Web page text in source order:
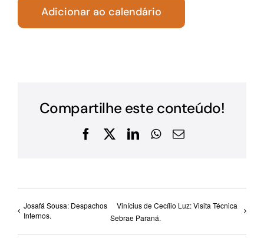
Adicionar ao calendário
Compartilhe este conteúdo!
Facebook
X LinkedInWhatsApp
E-
Josafá Sousa: Despachos
Internos.
Vinícius de Cecílio Luz: Visita Técnica
Sebrae Paraná.